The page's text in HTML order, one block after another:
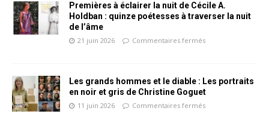
Premières à éclairer la nuit de Cécile A.
Holdban : quinze poétesses à traverser la nuit
de l’âme
21 juin 2026 Commentaires fermés
Les grands hommes et le diable : Les portraits
en noir et gris de Christine Goguet
11 juin 2026 Commentaires fermés